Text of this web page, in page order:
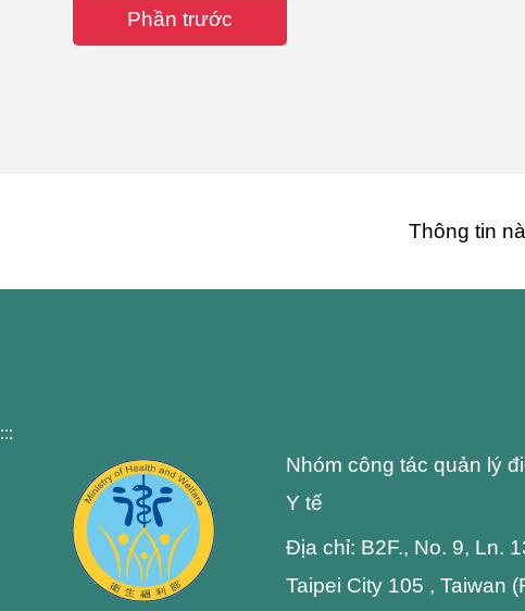
Phần trước
Thông tin
:::
Nhóm công tác quản lý
Y tế
Địa chỉ: B2F., No. 9, Ln.
Taipei City 105 , Taiwan